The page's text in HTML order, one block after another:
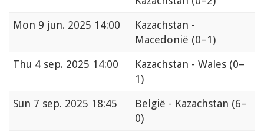
Mon 9 jun. 2025 14:00
Kazachstan -
Macedonië (0–1)
Thu 4 sep. 2025 14:00 Kazachstan - Wales (0–
1)
Sun 7 sep. 2025 18:45 België - Kazachstan (6–
0)